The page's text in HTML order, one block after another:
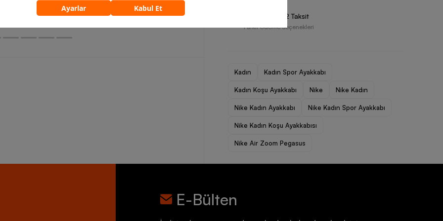
5.759,90 TL
7.199,90 TL Vade Farksız 2 Taksit
Farklı Ödeme Seçenekleri
Kadın Kadın Spor Ayakkabı
Kadın Koşu Ayakkabı Nike Nike Kadın
Nike Kadın Ayakkabı Nike Kadın Spor Ayakkabı
Nike Kadın Koşu Ayakkabısı
Nike Air Zoom Pegasus
E-Bülten